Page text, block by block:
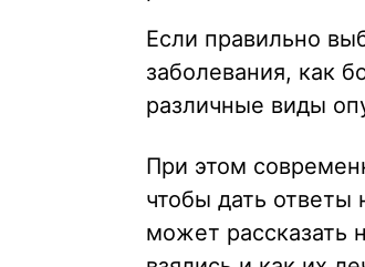
Если правильно
заболевания, как
различные виды
При этом
чтобы дать
может рассказать